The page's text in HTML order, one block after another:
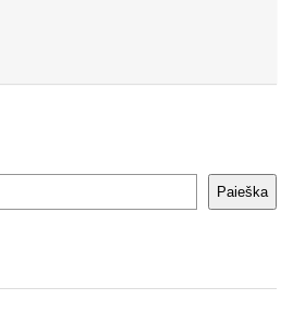
Paieška